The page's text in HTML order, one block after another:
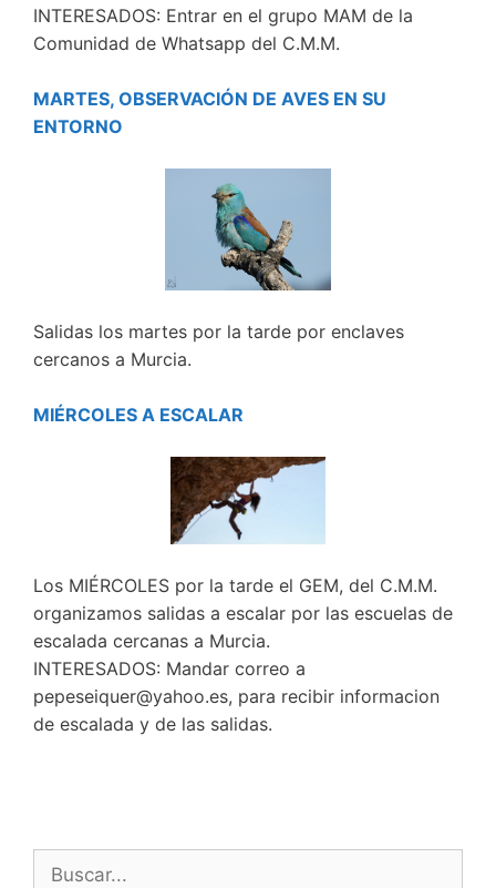
INTERESADOS: Entrar en el grupo MAM de la
Comunidad de Whatsapp del C.M.M.
MARTES, OBSERVACIÓN DE AVES EN SU
ENTORNO
Salidas los martes por la tarde por enclaves
cercanos a Murcia.
MIÉRCOLES A ESCALAR
Los MIÉRCOLES por la tarde el GEM, del C.M.M.
organizamos salidas a escalar por las escuelas de
escalada cercanas a Murcia.
INTERESADOS: Mandar correo a
pepeseiquer@yahoo.es, para recibir informacion
de escalada y de las salidas.